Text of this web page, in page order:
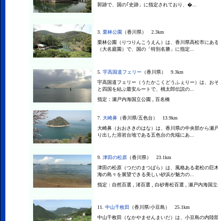
郭跡で、国の｢史跡」に指定されており、�...
3.栗林公園
（香川県） 2.3km
栗林公園（りつりんこうえん）は、香川県高松市にあ
（大名庭園）で、国の「特別名勝」に指定...
5.宇高国道フェリー
（香川県） 9.3km
宇高国道フェリー（うたかこくどうふぇりー）は、お
と四国を結ぶ最安ルートで、桃太郎伝説の...
指定：瀬戸内海国立公園 , 百名橋
7.大崎鼻 （香川県/五色台） 13.9km
大崎鼻（おおさきのはな）は、香川県の中央部から瀬
り出した溶岩台地である五色台の先端にあ...
9.津田の松原 （香川県） 23.1km
津田の松原（つだのまつばら）は、風格ある老松の巨
海の島々を展望できる美しい砂浜が魅力の...
指定： 自然百選 , 渚百選 , 白砂青松百選 , 瀬戸内海国
11.中山千枚田
（香川県/小豆島） 25.1km
中山千枚田（なかやませんまいだ）は、小豆島の内陸